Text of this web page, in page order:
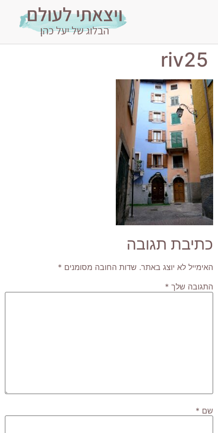
riv25
כתיבת תגובה
האימייל לא יוצג באתר. שדות החובה מסומנים *
התגובה שלך *
שם *